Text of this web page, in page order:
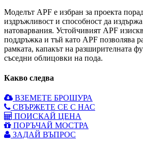
Моделът APF е избран за проекта
издръжливост и способност да
натоварвания. Устойчивият APF
поддръжка и тъй като APF позволява
рамката, капакът на разширителната
съседни облицовки на пода.
Какво следва
ВЗЕМЕТЕ БРОШУРА
СВЪРЖЕТЕ СЕ С НАС
ПОИСКАЙ ЦЕНА
ПОРЪЧАЙ МОСТРА
ЗАДАЙ ВЪПРОС